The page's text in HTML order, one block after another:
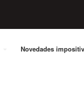
Novedades